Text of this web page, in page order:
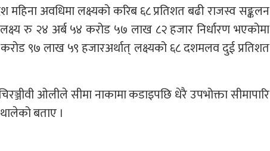
अवधिमा लक्ष्यको करिब ६८ प्रतिशत बढी राजस्व सङ्कलन
रु २४ अर्ब ५४ करोड ५७ लाख ८२ हजार निर्धारण भएकोमा
९७ लाख ५९ हजारअर्थात् लक्ष्यको ६८ दशमलव दुई प्रतिशत
ओलीले सीमा नाकामा कडाइपछि धेरै उपभोक्ता सीमापारि
बताए ।